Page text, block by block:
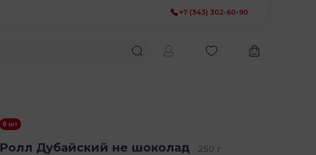
+7 (343) 302-60-90
8 шт
Ролл Дубайский не шоколад 250 г